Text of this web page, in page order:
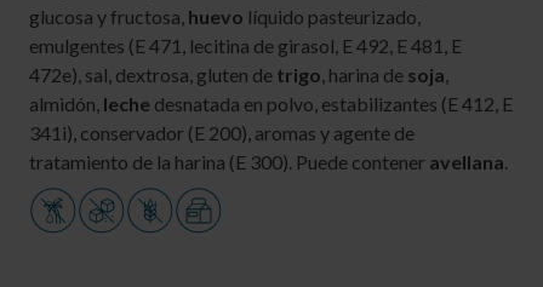
glucosa y fructosa, huevo líquido pasteurizado,
emulgentes (E 471, lecitina de girasol, E 492, E 481, E
472e), sal, dextrosa, gluten de trigo , harina de soja
almidón, leche desnatada en polvo, estabilizantes (E 412, E
341i), conservador (E 200), aromas y agente de
tratamiento de la harina (E 300). Puede contener avellana